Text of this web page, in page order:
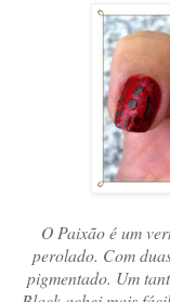
O Paixão é um
perolado. Com
pigmentado. Um